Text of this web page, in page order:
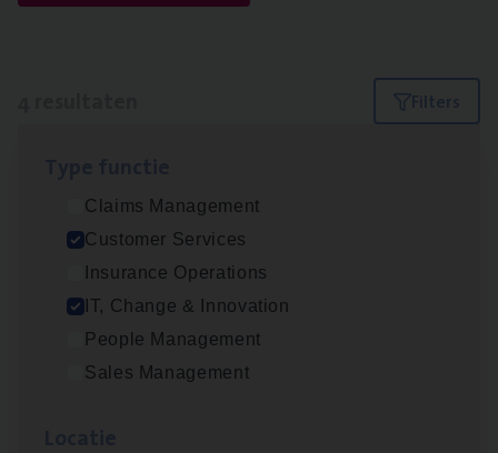
Filters
Claims Management
Customer Services
Insurance Operations
IT, Change & Innovation
People Management
Sales Management
Test Ana­lyst
IT, Change & Innovation
Antwerpen
Cus­to­mer Care Expert